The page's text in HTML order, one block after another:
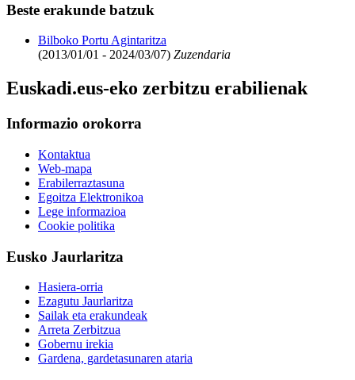
Beste erakunde batzuk
Bilboko Portu Agintaritza
(2013/01/01 - 2024/03/07) Zuzendaria
Euskadi.eus-eko zerbitzu erabilienak
Informazio orokorra
Kontaktua
Web-mapa
Erabilerraztasuna
Egoitza Elektronikoa
Lege informazioa
Cookie politika
Eusko Jaurlaritza
Hasiera-orria
Ezagutu Jaurlaritza
Sailak eta erakundeak
Arreta Zerbitzua
Gobernu irekia
Gardena, gardetasunaren ataria